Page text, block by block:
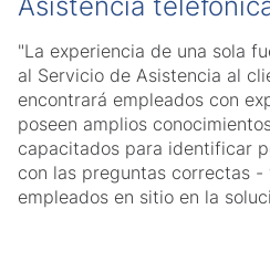
"La experiencia de una sola
al Servicio de Asistencia al
encontrará empleados con
poseen amplios
capacitados para identificar
con las preguntas correctas -
empleados en sitio en la